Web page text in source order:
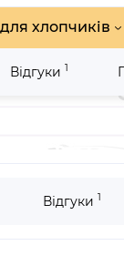
хлопчиків
Відгуки 1
NewB
Відгуки 1